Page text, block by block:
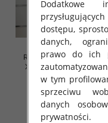
Rybaczki damskie
XS-XL, 1 Kolor Paczka
54.00 zł
dostępu,
danych,
prawo do ich
w tym
sprzeciwu
danych
prywatności.